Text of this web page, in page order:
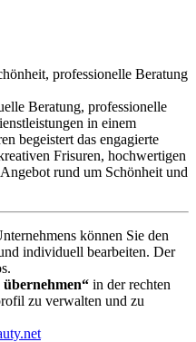
professionelle Beratung
Beratung, professionelle
in einem
begeistert das engagierte
Frisuren, hochwertigen
rund um Schönheit und
können Sie den
individuell bearbeiten. Der
in der rechten
zu verwalten und zu